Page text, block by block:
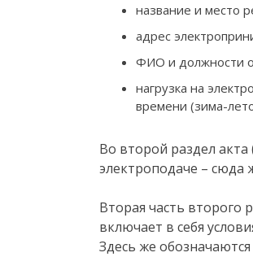
название и место
адрес
ФИО и должности
нагрузка на
времени (зима-
Во второй раздел
электроподаче – сюда
Вторая часть второго
включает в себя
Здесь же